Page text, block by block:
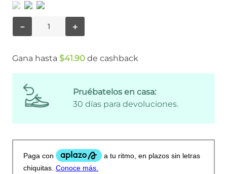
＋
－
Gana hasta $41.90 de cashback
Pruébatelos en casa:
30 días para devoluciones.